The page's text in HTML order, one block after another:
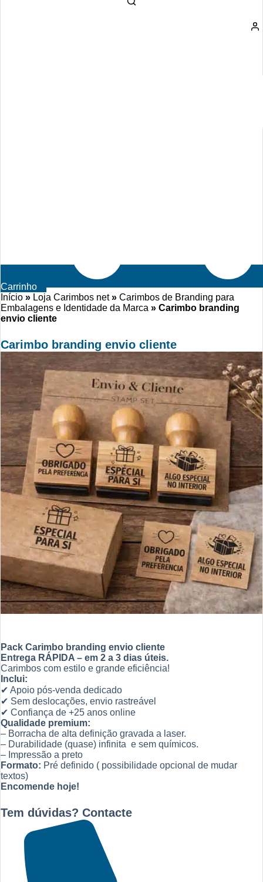
Carrinho
Início » Loja Carimbos net» Carimbos de Branding para
Embalagens e Identidade da Marca » Carimbo branding
envio cliente
Carimbo branding envio cliente
Pack Carimbo branding envio cliente
Entrega RÁPIDA – em 2 a 3 dias úteis.
Carimbos com estilo e grande eficiência!
Inclui:
✔ Apoio pós-venda dedicado
✔ Sem deslocações, envio rastreável
✔ Confiança de +25 anos online
Qualidade premium:
– Borracha de alta definição gravada a laser.
– Durabilidade (quase) infinita e sem químicos.
– Impressão a preto
Formato: Pré definido ( possibilidade opcional de mudar
textos)
Encomende hoje!
Tem dúvidas? Contacte